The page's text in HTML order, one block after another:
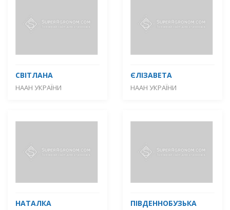
СВІТЛАНА
НААН УКРАЇНИ
ЄЛІЗАВЕТА
НААН УКРАЇНИ
НАТАЛКА ПІВДЕННОБУЗЬКА